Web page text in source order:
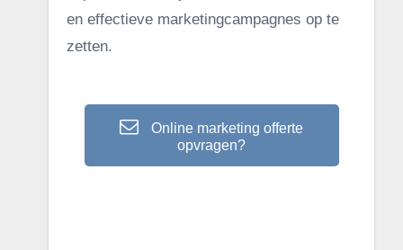
en effectieve marketingcampagnes op te
zetten.
Online marketing offerte
opvragen?